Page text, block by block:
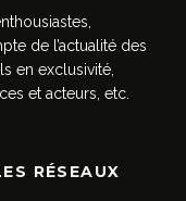
de l’actualité des
en exclusivité,
et acteurs, etc.
RÉSEAUX